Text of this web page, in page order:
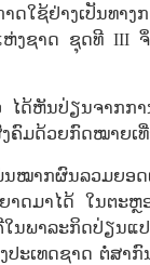
ດໃຊ້ຢ່າງເປັນທາ
ງຊາດ ຊຸດທີ III ຈຶ່
ດ້ຫັນປ່ຽນຈາກກ
ຄົມດ້ວຍກົດໝາຍເ
ໝາກຜົນລວມຍອ
າດມາໄດ້ ໃນຕະ
າລະກິດປ່ຽນແປ
ະເທດຊາດ ຕໍ່ສາ